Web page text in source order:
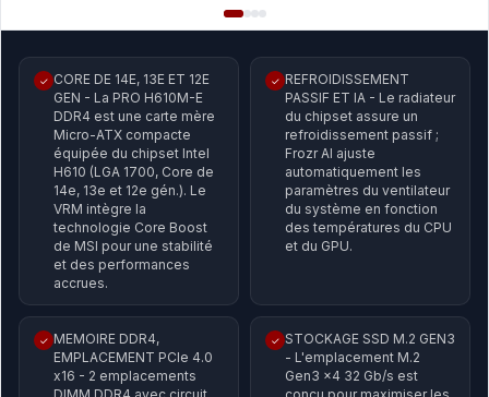
✓ CORE DE 14E, 13E ET 12E
GEN - La PRO H610M-E
DDR4 est une carte mère
Micro-ATX compacte
équipée du chipset Intel
H610 (LGA 1700, Core de
14e, 13e et 12e gén.). Le
VRM intègre la
technologie Core Boost
de MSI pour une stabilité
et des performances
accrues.
✓ REFROIDISSEMENT
PASSIF ET IA - Le radiateur
du chipset assure un
refroidissement passif ;
Frozr AI ajuste
automatiquement les
paramètres du ventilateur
du système en fonction
des températures du CPU
et du GPU.
✓ MEMOIRE DDR4,
EMPLACEMENT PCIe 4.0
x16 - 2 emplacements
✓ STOCKAGE SSD M.2 GEN3
- L'emplacement M.2
Gen3 x4 32 Gb/s est